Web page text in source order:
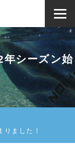
年シーズン始
りました！